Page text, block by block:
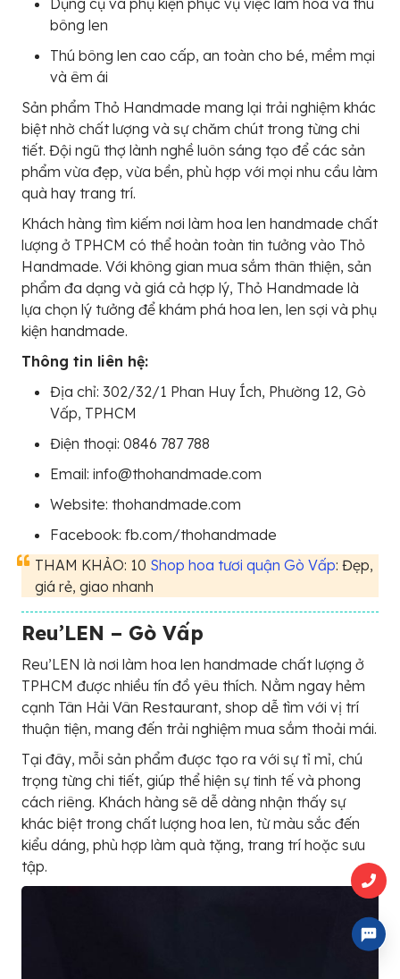
Dụng cụ và phụ kiện phục vụ việc làm hoa và thú
bông len
Thú bông len cao cấp, an toàn cho bé, mềm mại
và êm ái
Sản phẩm Thỏ Handmade mang lại trải nghiệm khác
biệt nhờ chất lượng và sự chăm chút trong từng chi
tiết. Đội ngũ thợ lành nghề luôn sáng tạo để các sản
phẩm vừa đẹp, vừa bền, phù hợp với mọi nhu cầu làm
quà hay trang trí.
Khách hàng tìm kiếm nơi làm hoa len handmade chất
lượng ở TPHCM có thể hoàn toàn tin tưởng vào Thỏ
Handmade. Với không gian mua sắm thân thiện, sản
phẩm đa dạng và giá cả hợp lý, Thỏ Handmade là
lựa chọn lý tưởng để khám phá hoa len, len sợi và phụ
kiện handmade.
Thông tin liên hệ:
Địa chỉ: 302/32/1 Phan Huy Ích, Phường 12, Gò
Vấp, TPHCM
Điện thoại: 0846 787 788
Email: info@thohandmade.com
Website: thohandmade.com
Facebook: fb.com/thohandmade
THAM KHẢO: 10 Shop hoa tươi quận Gò Vấp: Đẹp,
giá rẻ, giao nhanh
Reu’LEN – Gò Vấp
Reu’LEN là nơi làm hoa len handmade chất lượng ở
TPHCM được nhiều tín đồ yêu thích. Nằm ngay hẻm
cạnh Tân Hải Vân Restaurant, shop dễ tìm với vị trí
thuận tiện, mang đến trải nghiệm mua sắm thoải mái.
Tại đây, mỗi sản phẩm được tạo ra với sự tỉ mỉ, chú
trọng từng chi tiết, giúp thể hiện sự tinh tế và phong
cách riêng. Khách hàng sẽ dễ dàng nhận thấy sự
khác biệt trong chất lượng hoa len, từ màu sắc đến
kiểu dáng, phù hợp làm quà tặng, trang trí hoặc sưu
tập.